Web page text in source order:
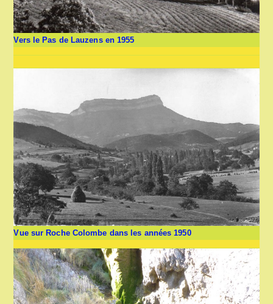
Vers le Pas de Lauzens en 1955
Vue sur Roche Colombe dans les années 1950